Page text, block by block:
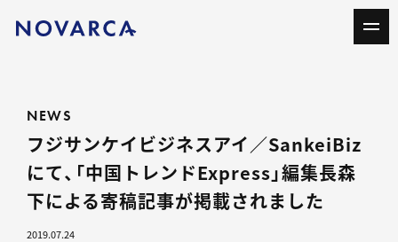
NEWS
フジサンケイビジネスアイ／SankeiBiz
にて、「中国トレンドExpress」編集長森
下による寄稿記事が掲載されました
2019.07.24